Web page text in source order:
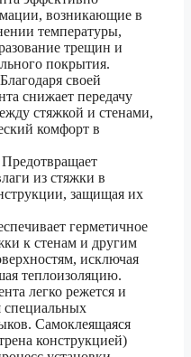
возникающие в
температуры,
трещин и
покрытия.
Благодаря своей
снижает передачу
стяжкой и стенами,
комфорт в
Предотвращает
из стяжки в
защищая их
герметичное
к стенам и другим
исключая
теплоизоляцию.
легко режется и
специальных
Самоклеящаяся
конструкцией)